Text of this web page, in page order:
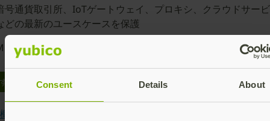
Consent Details About
号通貨取引所、IoTゲートウェイ、プロキシ、クラウドサー
どの最新のユースケースを保護
Entra ID証明書を保護
ぐ購入する
要を読む >